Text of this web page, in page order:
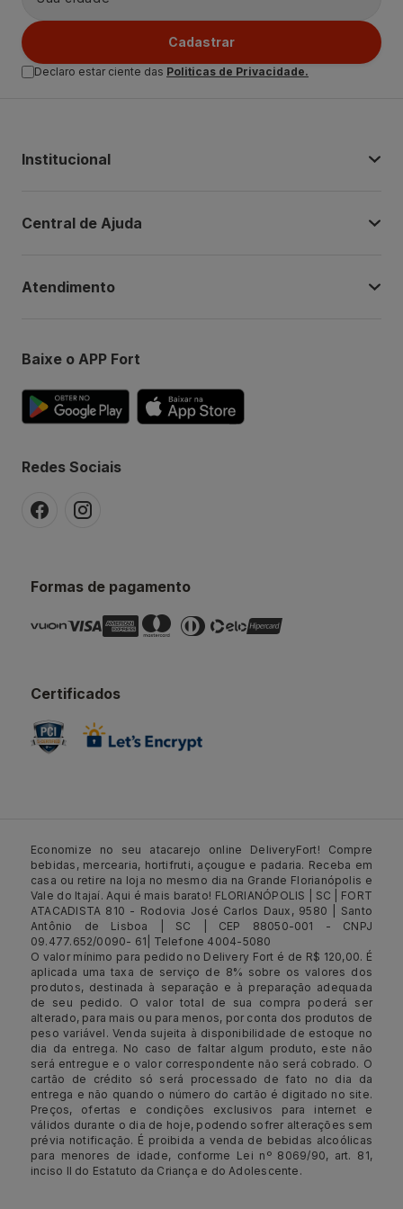
Cadastrar
Declaro estar ciente das Politicas de Privacidade.
Institucional
Central de Ajuda
Atendimento
Baixe o APP Fort
Redes Sociais
Formas de pagamento
Certificados
Economize no seu atacarejo online DeliveryFort! Compre
bebidas, mercearia, hortifruti, açougue e padaria. Receba em
casa ou retire na loja no mesmo dia na Grande Florianópolis e
Vale do Itajaí. Aqui é mais barato! FLORIANÓPOLIS | SC | FORT
ATACADISTA 810 - Rodovia José Carlos Daux, 9580 | Santo
Antônio de Lisboa | SC | CEP 88050-001 - CNPJ
09.477.652/0090- 61| Telefone 4004-5080
O valor mínimo para pedido no Delivery Fort é de R$ 120,00. É
aplicada uma taxa de serviço de 8% sobre os valores dos
produtos, destinada à separação e à preparação adequada
de seu pedido. O valor total de sua compra poderá ser
alterado, para mais ou para menos, por conta dos produtos de
peso variável. Venda sujeita à disponibilidade de estoque no
dia da entrega. No caso de faltar algum produto, este não
será entregue e o valor correspondente não será cobrado. O
cartão de crédito só será processado de fato no dia da
entrega e não quando o número do cartão é digitado no site.
Preços, ofertas e condições exclusivos para internet e
válidos durante o dia de hoje, podendo sofrer alterações sem
prévia notificação. É proibida a venda de bebidas alcoólicas
para menores de idade, conforme Lei nº 8069/90, art. 81,
inciso II do Estatuto da Criança e do Adolescente.